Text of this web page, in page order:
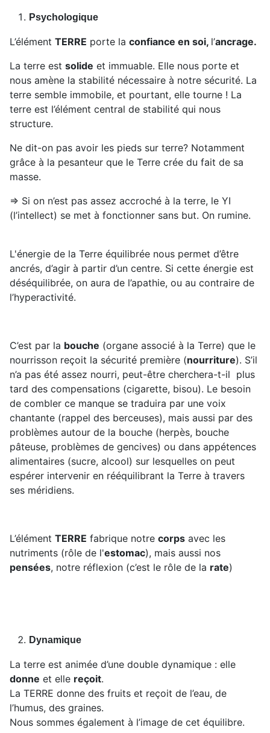
Psychologique
L’élément TERRE porte la confiance en soi, l’ancrage.
La terre est solide et immuable. Elle nous porte et
nous amène la stabilité nécessaire à notre sécurité. La
terre semble immobile, et pourtant, elle tourne ! La
terre est l’élément central de stabilité qui nous
structure.
Ne dit-on pas avoir les pieds sur terre? Notamment
grâce à la pesanteur que le Terre crée du fait de sa
masse.
⇒ Si on n’est pas assez accroché à la terre, le YI
(l’intellect) se met à fonctionner sans but. On rumine.
L'énergie de la Terre équilibrée nous permet d’être
ancrés, d’agir à partir d’un centre. Si cette énergie est
déséquilibrée, on aura de l’apathie, ou au contraire de
l’hyperactivité.
C’est par la bouche (organe associé à la Terre) que le
nourrisson reçoit la sécurité première (nourriture). S’il
n’a pas été assez nourri, peut-être cherchera-t-il plus
tard des compensations (cigarette, bisou). Le besoin
de combler ce manque se traduira par une voix
chantante (rappel des berceuses), mais aussi par des
problèmes autour de la bouche (herpès, bouche
pâteuse, problèmes de gencives) ou dans appétences
alimentaires (sucre, alcool) sur lesquelles on peut
espérer intervenir en rééquilibrant la Terre à travers
ses méridiens.
L’élément TERRE fabrique notre corps avec les
nutriments (rôle de l'estomac), mais aussi nos
pensées, notre réflexion (c’est le rôle de la rate)
Dynamique
La terre est animée d’une double dynamique : elle
donne et elle reçoit.
La TERRE donne des fruits et reçoit de l’eau, de
l’humus, des graines.
Nous sommes également à l’image de cet équilibre.